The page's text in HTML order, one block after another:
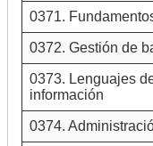
0371.
0372. Gestión de
0373. Lenguajes
información
0374.